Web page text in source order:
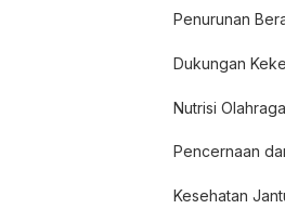
Penurunan
Dukungan
Nutrisi
Pencernaan
Kesehatan